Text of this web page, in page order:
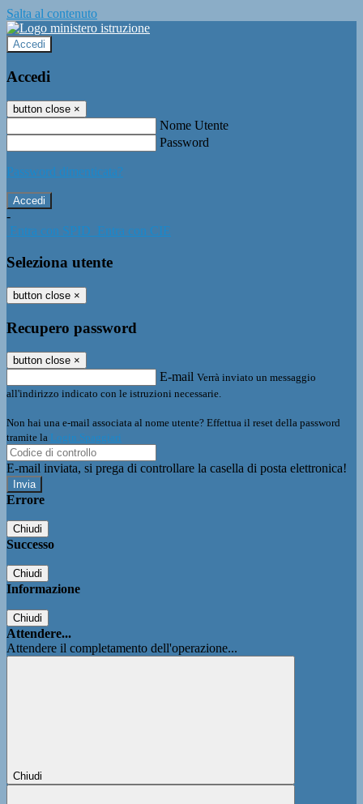
Salta al contenuto
Accedi
Accedi
button close ×
Nome Utente
Password
Password dimenticata?
-
Entra con SPID Entra con CIE
Seleziona utente
button close ×
Recupero password
button close ×
E-mail Verrà inviato un messaggio
all'indirizzo indicato con le istruzioni necessarie.
Non hai una e-mail associata al nome utente? Effettua il reset della password
tramite la Login Spaggiari
E-mail inviata, si prega di controllare la casella di posta elettronica!
Errore
Chiudi
Successo
Chiudi
Informazione
Chiudi
Attendere...
Attendere il completamento dell'operazione...
Chiudi